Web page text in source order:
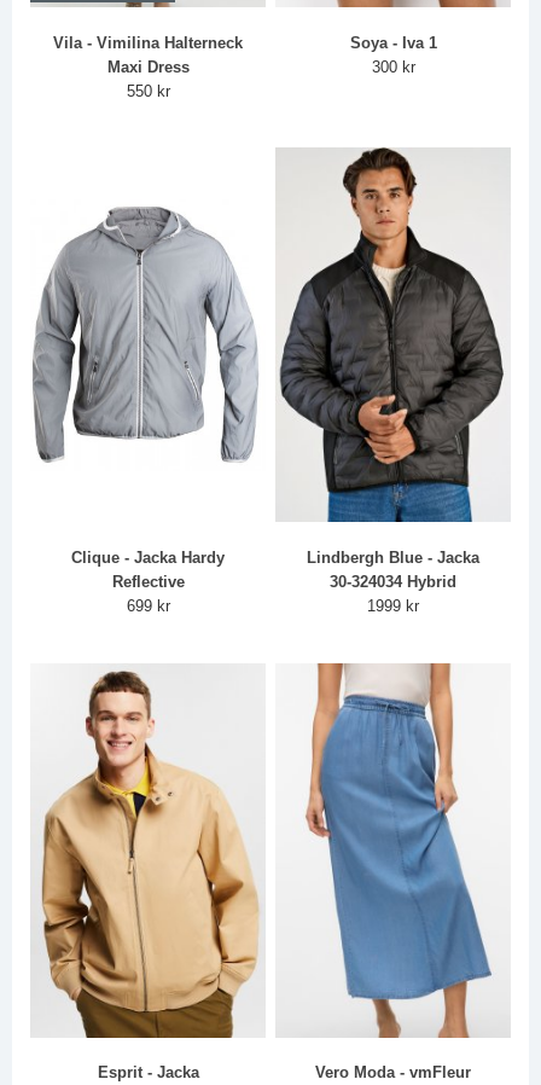
Vila - Vimilina Halterneck
Maxi Dress
550 kr
Soya - Iva 1
300 kr
Clique - Jacka Hardy
Reflective
699 kr
Lindbergh Blue - Jacka
30-324034 Hybrid
1999 kr
Esprit - Jacka
Vero Moda - vmFleur